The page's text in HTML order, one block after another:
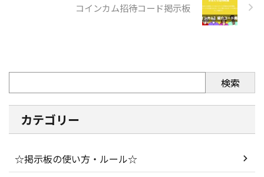
コインカム招待コード掲示板
検索
カテゴリー
☆掲示板の使い方・ルール☆